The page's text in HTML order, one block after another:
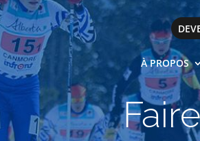
À PROPOS